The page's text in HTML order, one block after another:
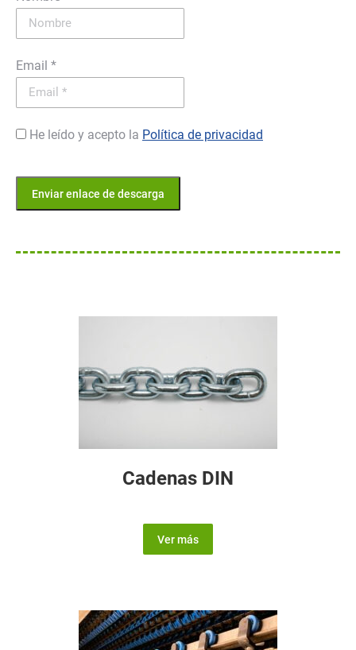
Email *
He leído y acepto la Política de privacidad
Cadenas DIN
Ver más